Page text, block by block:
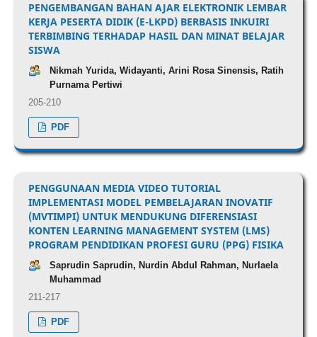
PENGEMBANGAN BAHAN AJAR ELEKTRONIK LEMBAR
KERJA PESERTA DIDIK (E-LKPD) BERBASIS INKUIRI
TERBIMBING TERHADAP HASIL DAN MINAT BELAJAR
SISWA
Nikmah Yurida, Widayanti, Arini Rosa Sinensis, Ratih
Purnama Pertiwi
205-210
PDF
PENGGUNAAN MEDIA VIDEO TUTORIAL
IMPLEMENTASI MODEL PEMBELAJARAN INOVATIF
(MVTIMPI) UNTUK MENDUKUNG DIFERENSIASI
KONTEN LEARNING MANAGEMENT SYSTEM (LMS)
PROGRAM PENDIDIKAN PROFESI GURU (PPG) FISIKA
Saprudin Saprudin, Nurdin Abdul Rahman, Nurlaela
Muhammad
211-217
PDF